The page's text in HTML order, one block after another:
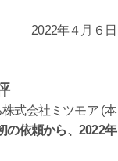
2022年４月６日
式会社ミツモア (本
の依頼から、2022年